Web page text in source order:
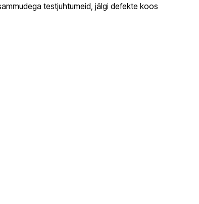
testjuhtumeid, jälgi defekte koos